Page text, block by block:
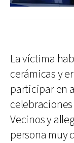
La víctima
cerámicas y
participar en
Vecinos y
persona muy